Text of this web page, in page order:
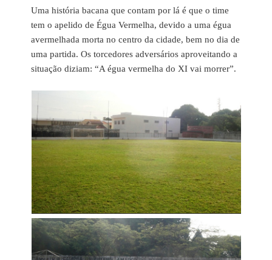
Uma história bacana que contam por lá é que o time
tem o apelido de Égua Vermelha, devido a uma égua
avermelhada morta no centro da cidade, bem no dia de
uma partida. Os torcedores adversários aproveitando a
situação diziam: “A égua vermelha do XI vai morrer”.